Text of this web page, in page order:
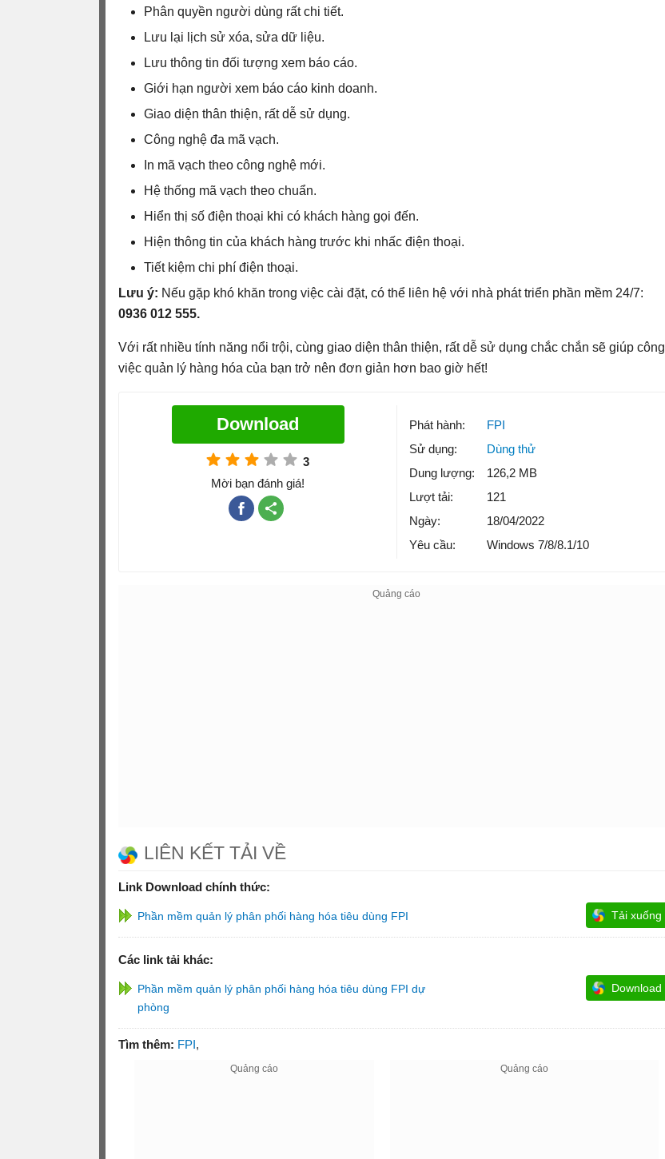
Phân quyền người dùng rất chi tiết.
Lưu lại lịch sử xóa, sửa dữ liệu.
Lưu thông tin đối tượng xem báo cáo.
Giới hạn người xem báo cáo kinh doanh.
Giao diện thân thiện, rất dễ sử dụng.
Công nghệ đa mã vạch.
In mã vạch theo công nghệ mới.
Hệ thống mã vạch theo chuẩn.
Hiển thị số điện thoại khi có khách hàng gọi đến.
Hiện thông tin của khách hàng trước khi nhấc điện thoại.
Tiết kiệm chi phí điện thoại.
Lưu ý: Nếu gặp khó khăn trong việc cài đặt, có thể liên hệ với nhà phát triển phần mềm 24/7:
0936 012 555.
Với rất nhiều tính năng nổi trội, cùng giao diện thân thiện, rất dễ sử dụng chắc chắn sẽ giúp công
việc quản lý hàng hóa của bạn trở nên đơn giản hơn bao giờ hết!
Download
3
Mời bạn đánh giá!
Phát hành:
FPI
Sử dụng:
Dùng thử
Dung lượng:
126,2 MB
Lượt tải:
121
Ngày:
18/04/2022
Yêu cầu:
Windows 7/8/8.1/10
LIÊN KẾT TẢI VỀ
Link Download chính thức:
Phần mềm quản lý phân phối hàng hóa tiêu dùng FPI Tải xuống
Các link tải khác:
Phần mềm quản lý phân phối hàng hóa tiêu dùng FPI dự
phòng
Download
Tìm thêm: FPI